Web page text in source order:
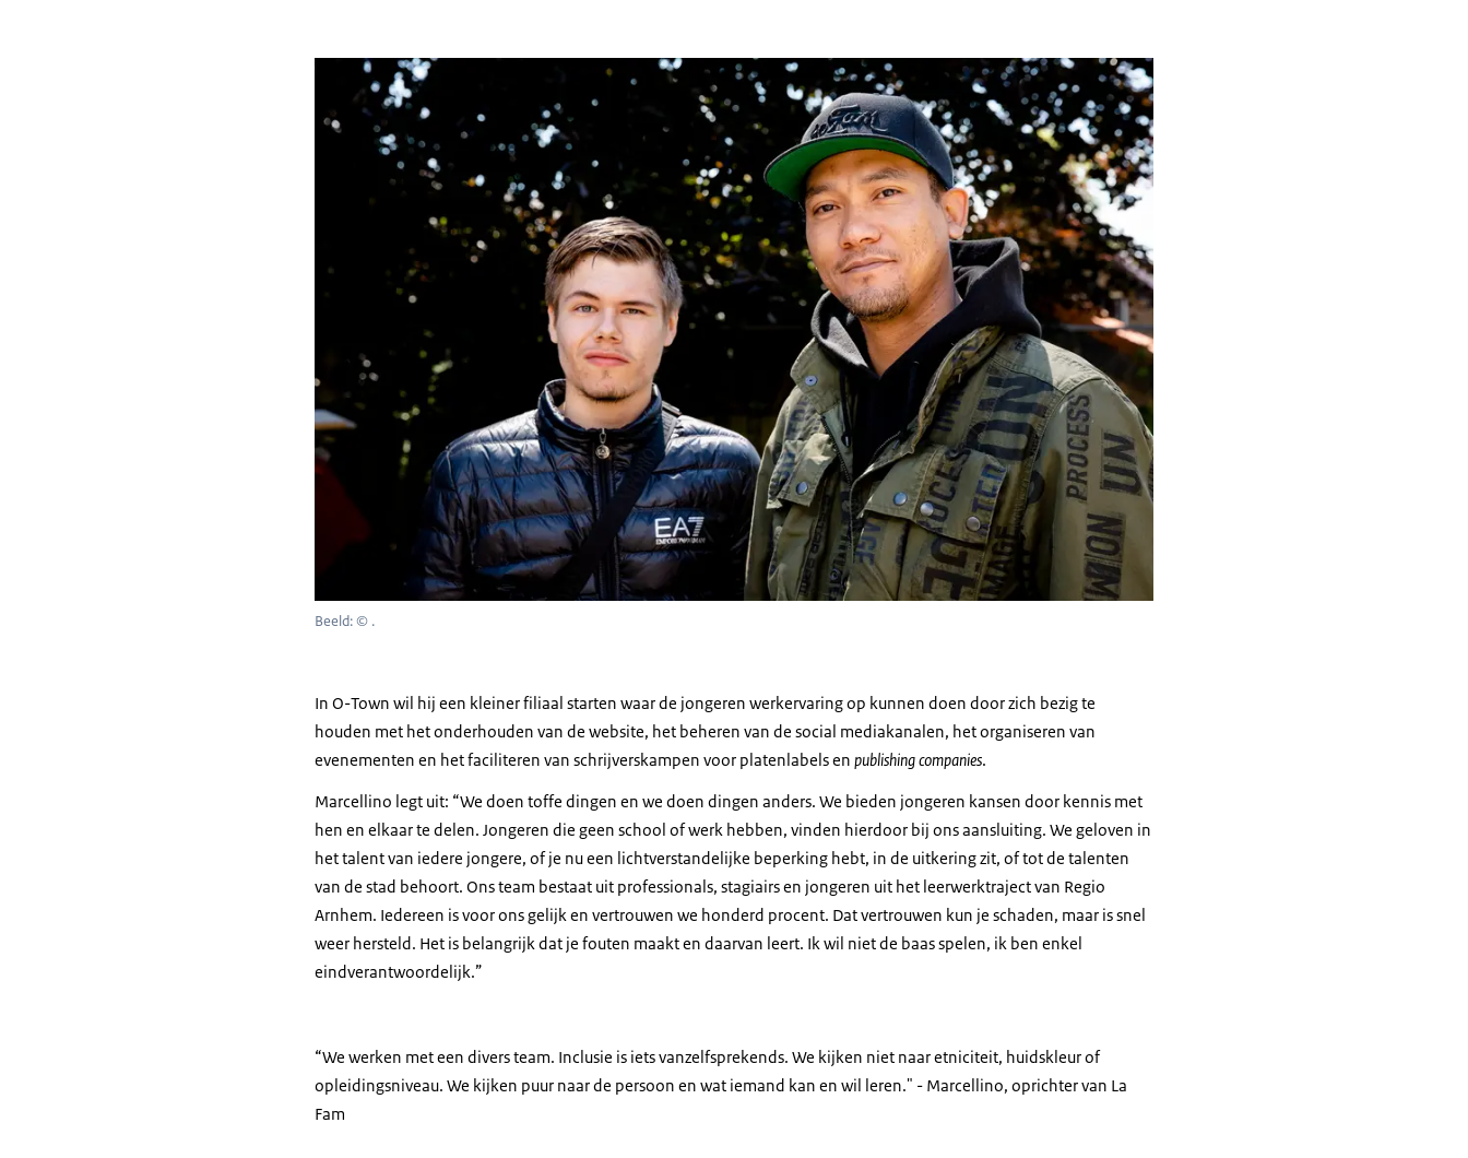
Beeld: © .
In O-Town wil hij een kleiner filiaal starten waar de jongeren werkervaring op kunnen doen door zich bezig te
houden met het onderhouden van de website, het beheren van de social mediakanalen, het organiseren van
evenementen en het faciliteren van schrijverskampen voor platenlabels en publishing companies.
Marcellino legt uit: “We doen toffe dingen en we doen dingen anders. We bieden jongeren kansen door kennis met
hen en elkaar te delen. Jongeren die geen school of werk hebben, vinden hierdoor bij ons aansluiting. We geloven in
het talent van iedere jongere, of je nu een lichtverstandelijke beperking hebt, in de uitkering zit, of tot de talenten
van de stad behoort. Ons team bestaat uit professionals, stagiairs en jongeren uit het leerwerktraject van Regio
Arnhem. Iedereen is voor ons gelijk en vertrouwen we honderd procent. Dat vertrouwen kun je schaden, maar is snel
weer hersteld. Het is belangrijk dat je fouten maakt en daarvan leert. Ik wil niet de baas spelen, ik ben enkel
eindverantwoordelijk.”
“We werken met een divers team. Inclusie is iets vanzelfsprekends. We kijken niet naar etniciteit, huidskleur of
opleidingsniveau. We kijken puur naar de persoon en wat iemand kan en wil leren." - Marcellino, oprichter van La
Fam